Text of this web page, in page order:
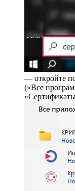
— откройте
(«Все